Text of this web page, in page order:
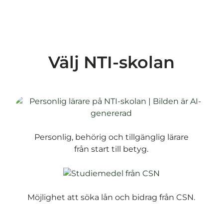
Välj NTI-skolan
Personlig, behörig och tillgänglig lärare
från start till betyg.
Möjlighet att söka lån och bidrag från CSN.